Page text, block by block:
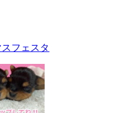
愛がることももちろんで
しっかりと行うことも大
らしつけも含めてしっか
飼う際のアドバイスも行